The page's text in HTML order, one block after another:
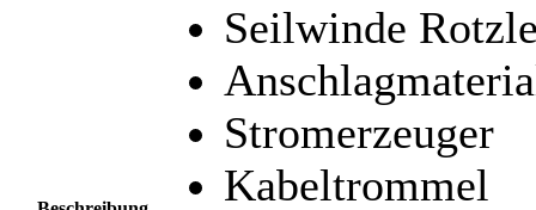
Seilwinde
Stromerzeuger
Kabeltrommel